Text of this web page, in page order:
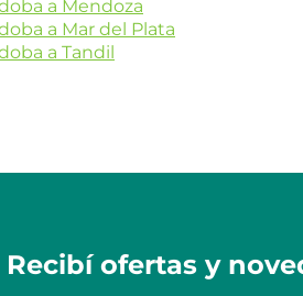
a Mendoza
a Mar del Plata
a Tandil
Recibí ofertas y